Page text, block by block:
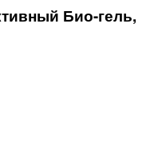
Био-гель,